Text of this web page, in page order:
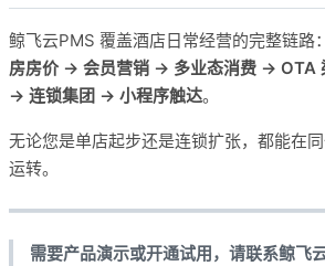
鲸飞云PMS 覆盖酒店日常经营的完整链路：
房房价 → 会员营销 → 多业态消费 → OTA
→ 连锁集团 → 小程序触达。
无论您是单店起步还是连锁扩张，都能在
运转。
需要产品演示或开通试用，请联系鲸飞